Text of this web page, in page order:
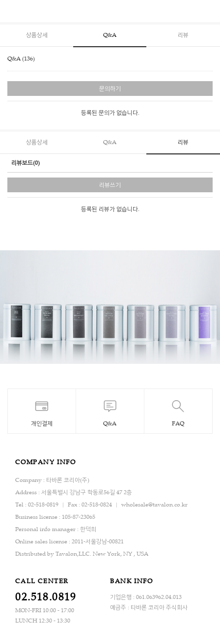
상품상세 Q&A 리뷰
Q&A (136)
문의하기
등록된 문의가 없습니다.
상품상세 Q&A 리뷰
리뷰보드(0)
리뷰쓰기
등록된 리뷰가 없습니다.
개인결제 Q&A FAQ
COMPANY INFO
Company : 타바론 코리아(주)
Address : 서울특별시 강남구 학동로56길 47 2층
Tel : 02-518-0819
Fax : 02-518-0824
wholesale@tavalon.co.kr
Business license : 105-87-23065
Personal info manager : 한덕희
Online sales license : 2011-서울강남-00821
Distributed by Tavalon,LLC. New York, NY , USA
CALL CENTER
02.518.0819
MON-FRI 10:00 - 17:00
LUNCH 12:30 - 13:30
BANK INFO
기업은행 : 061.063962.04.013
예금주 : 타바론 코리아 주식회사